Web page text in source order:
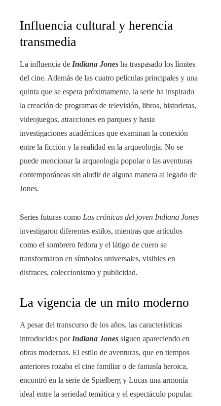
Influencia cultural y herencia
transmedia
La influencia de Indiana Jones ha traspasado los límites
del cine. Además de las cuatro películas principales y una
quinta que se espera próximamente, la serie ha inspirado
la creación de programas de televisión, libros, historietas,
videojuegos, atracciones en parques y hasta
investigaciones académicas que examinan la conexión
entre la ficción y la realidad en la arqueología. No se
puede mencionar la arqueología popular o las aventuras
contemporáneas sin aludir de alguna manera al legado de
Jones.
Series futuras como Las crónicas del joven Indiana Jones
investigaron diferentes estilos, mientras que artículos
como el sombrero fedora y el látigo de cuero se
transformaron en símbolos universales, visibles en
disfraces, coleccionismo y publicidad.
La vigencia de un mito moderno
A pesar del transcurso de los años, las características
introducidas por Indiana Jones siguen apareciendo en
obras modernas. El estilo de aventuras, que en tiempos
anteriores rozaba el cine familiar o de fantasía heroica,
encontró en la serie de Spielberg y Lucas una armonía
ideal entre la seriedad temática y el espectáculo popular.